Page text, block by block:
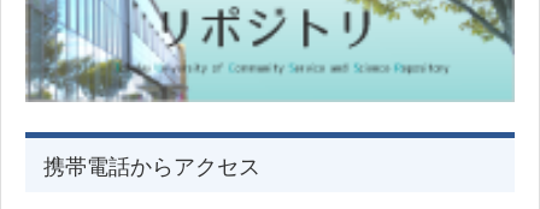
携帯電話からアクセス